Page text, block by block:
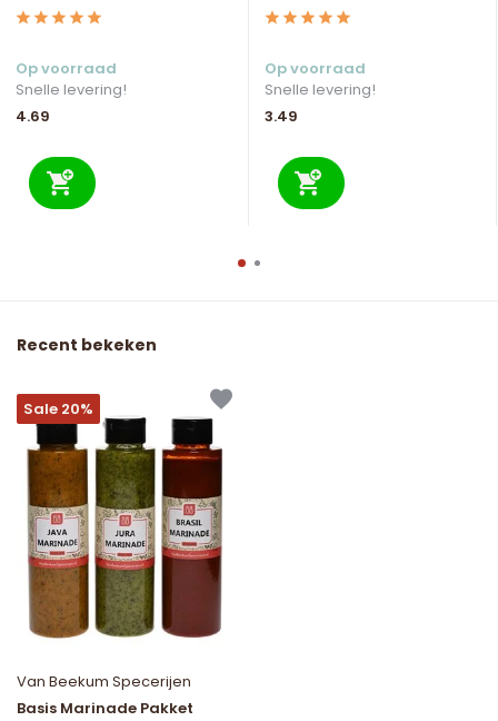
Op voorraad
Snelle levering!
4.69
Op voorraad
Snelle levering!
3.49
Recent bekeken
Sale 20%
Van Beekum Specerijen
Basis Marinade Pakket